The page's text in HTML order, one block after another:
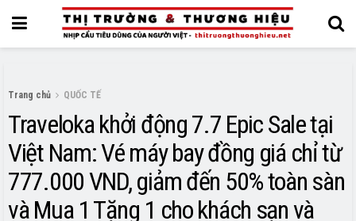
Trang chủ QUỐC TẾ
Traveloka khởi động 7.7 Epic Sale tại
Việt Nam: Vé máy bay đồng giá chỉ từ
777.000 VND, giảm đến 50% toàn sàn
và Mua 1 Tặng 1 cho khách sạn và